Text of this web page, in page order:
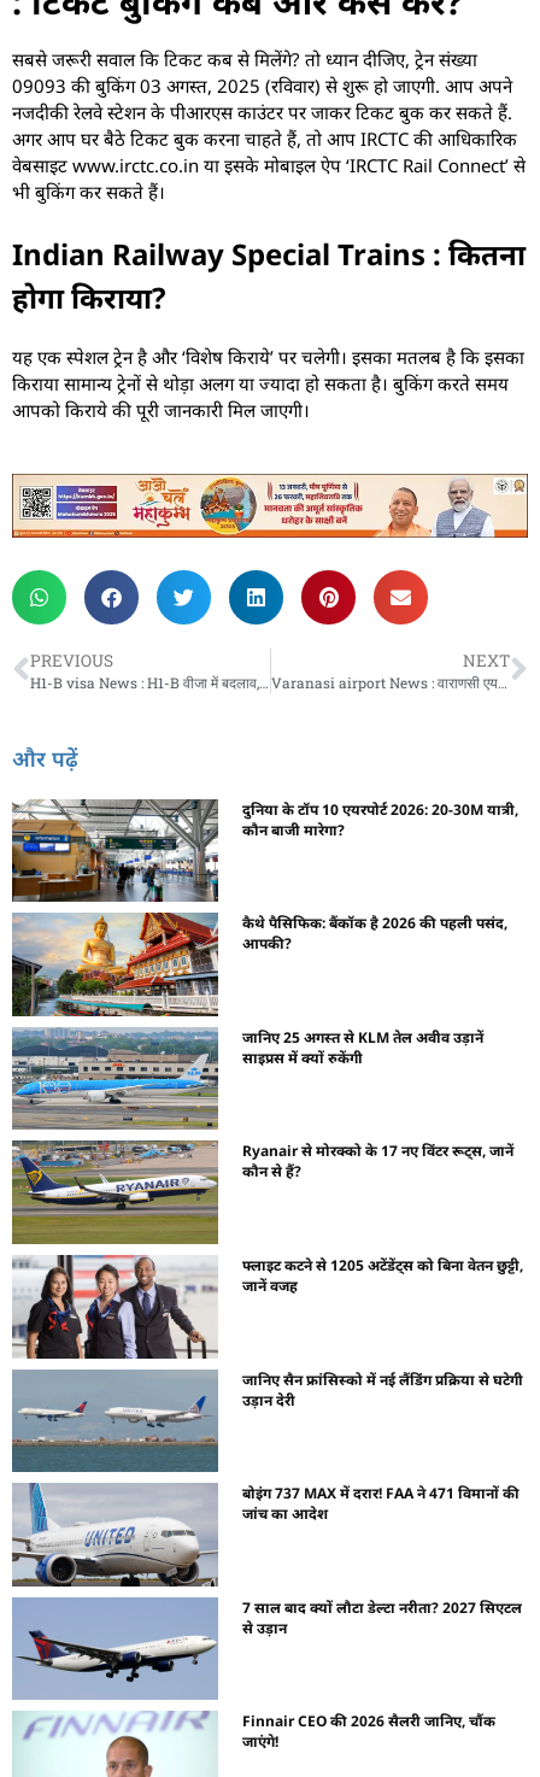
सबसे जरूरी सवाल कि टिकट कब से मिलेंगे? तो ध्यान दीजिए, ट्रेन संख्या
09093 की बुकिंग 03 अगस्त, 2025 (रविवार) से शुरू हो जाएगी. आप अपने
नजदीकी रेलवे स्टेशन के पीआरएस काउंटर पर जाकर टिकट बुक कर सकते हैं.
अगर आप घर बैठे टिकट बुक करना चाहते हैं, तो आप IRCTC की आधिकारिक
वेबसाइट www.irctc.co.in या इसके मोबाइल ऐप ‘IRCTC Rail Connect’ से
भी बुकिंग कर सकते हैं।
Indian Railway Special Trains : कितना
होगा किराया?
यह एक स्पेशल ट्रेन है और ‘विशेष किराये’ पर चलेगी। इसका मतलब है कि इसका
किराया सामान्य ट्रेनों से थोड़ा अलग या ज्यादा हो सकता है। बुकिंग करते समय
आपको किराये की पूरी जानकारी मिल जाएगी।
PREVIOUS
H1-B visa News : H1-B वीजा में बदलाव, भारतीय पेशेवरों के लिए बढ़ती चुनौतियां
NEXT
Varanasi airport News : वाराणसी एयरपोर्ट पर स्पाइसजेट की तीन उड़ानें रद्द, जानिए वजह
और पढ़ें
दुनिया के टॉप 10 एयरपोर्ट 2026: 20-30M यात्री,
कौन बाजी मारेगा?
कैथे पैसिफिक: बैंकॉक है 2026 की पहली पसंद,
आपकी?
जानिए 25 अगस्त से KLM तेल अवीव उड़ानें
साइप्रस में क्यों रुकेंगी
Ryanair से मोरक्को के 17 नए विंटर रूट्स, जानें
कौन से हैं?
फ्लाइट कटने से 1205 अटेंडेंट्स को बिना वेतन छुट्टी,
जानें वजह
जानिए सैन फ्रांसिस्को में नई लैंडिंग प्रक्रिया से घटेगी
उड़ान देरी
बोइंग 737 MAX में दरार! FAA ने 471 विमानों की
जांच का आदेश
7 साल बाद क्यों लौटा डेल्टा नरीता? 2027 सिएटल
से उड़ान
Finnair CEO की 2026 सैलरी जानिए, चौंक
जाएंगे!